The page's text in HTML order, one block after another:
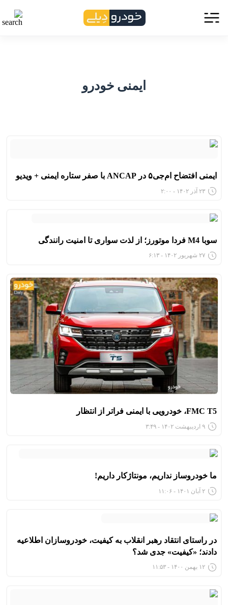
ایمنی خودرو
ایمنی افتضاح ام‌جی۵ در ANCAP با صفر ستاره ایمنی + ویدیو
۲۳ آذر ۱۴۰۲ - ۲:۰۰
سوبا M4 فردا موتورز؛ از لذت سواری تا امنیت رانندگی
۲۷ شهریور ۱۴۰۲ - ۶:۱۳
FMC T5، خودرویی با ایمنی فراتر از انتظار
۹ اردیبهشت ۱۴۰۲ - ۳:۴۹
ما خودروساز نداریم، مونتاژکار داریم!
۲ آبان ۱۴۰۱ - ۱۱:۰۶
در راستای انتقاد رهبر انقلاب به کیفیت، خودروسازان اطلاعیه
دادند؛ «کیفیت» جدی شد؟
۱۲ بهمن ۱۴۰۰ - ۱۱:۵۳